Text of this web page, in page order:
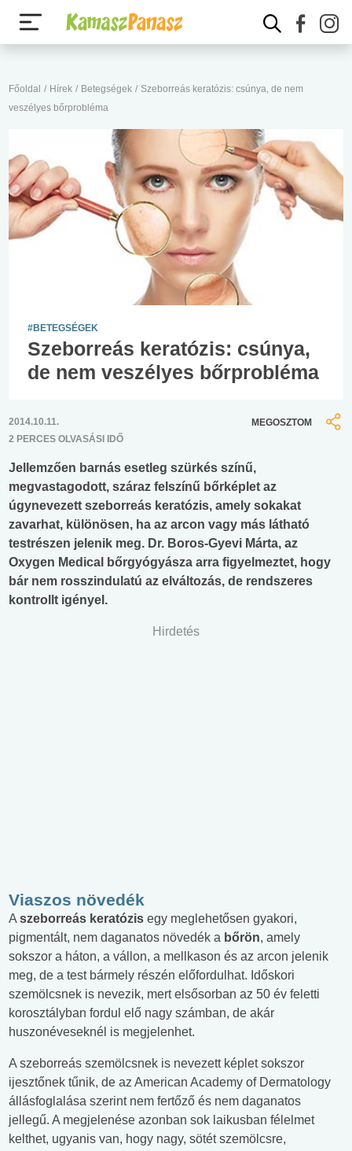
Főoldal / Hírek / Betegségek / Szeborreás keratózis: csúnya, de nem
veszélyes bőrprobléma
#BETEGSÉGEK
Szeborreás keratózis: csúnya,
de nem veszélyes bőrprobléma
2014.10.11.
2 PERCES OLVASÁSI IDŐ
MEGOSZTOM
Jellemzően barnás esetleg szürkés színű,
megvastagodott, száraz felszínű bőrképlet az
úgynevezett szeborreás keratózis, amely sokakat
zavarhat, különösen, ha az arcon vagy más látható
testrészen jelenik meg. Dr. Boros-Gyevi Márta, az
Oxygen Medical bőrgyógyásza arra figyelmeztet, hogy
bár nem rosszindulatú az elváltozás, de rendszeres
kontrollt igényel.
Hirdetés
Viaszos növedék
A szeborreás keratózis egy meglehetősen gyakori,
pigmentált, nem daganatos növedék a bőrön, amely
sokszor a háton, a vállon, a mellkason és az arcon jelenik
meg, de a test bármely részén előfordulhat. Időskori
szemölcsnek is nevezik, mert elsősorban az 50 év feletti
korosztályban fordul elő nagy számban, de akár
huszonéveseknél is megjelenhet.
A szeborreás szemölcsnek is nevezett képlet sokszor
ijesztőnek tűnik, de az American Academy of Dermatology
állásfoglalása szerint nem fertőző és nem daganatos
jellegű. A megjelenése azonban sok laikusban félelmet
kelthet, ugyanis van, hogy nagy, sötét szemölcsre,